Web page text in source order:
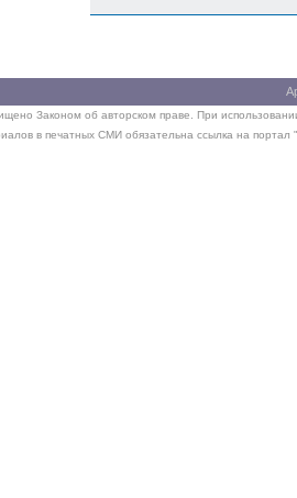
Законом об авторском праве. При
в печатных СМИ обязательна ссылка на